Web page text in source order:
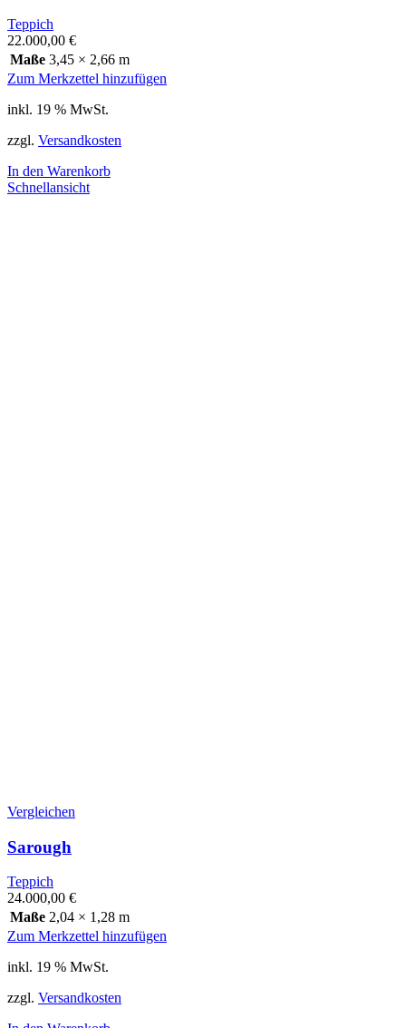
Teppich
22.000,00 €
Maße 3,45 × 2,66 m
Zum Merkzettel hinzufügen
inkl. 19 % MwSt.
zzgl. Versandkosten
In den Warenkorb
Schnellansicht
Vergleichen
Sarough
Teppich
24.000,00 €
Maße 2,04 × 1,28 m
Zum Merkzettel hinzufügen
inkl. 19 % MwSt.
zzgl. Versandkosten